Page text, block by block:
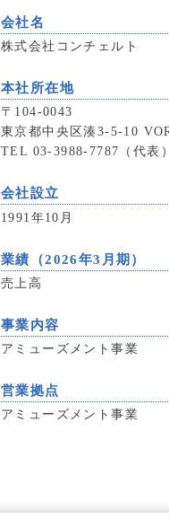
会社名
株式会社コンチェルト
本社所在地
〒104-0043
東京都中央区湊3-5-10
TEL 03-3988-7787（代表）
会社設立
1991年10月
業績（2026年3月期）
売上高
事業内容
アミューズメント事業
営業拠点
アミューズメント事業